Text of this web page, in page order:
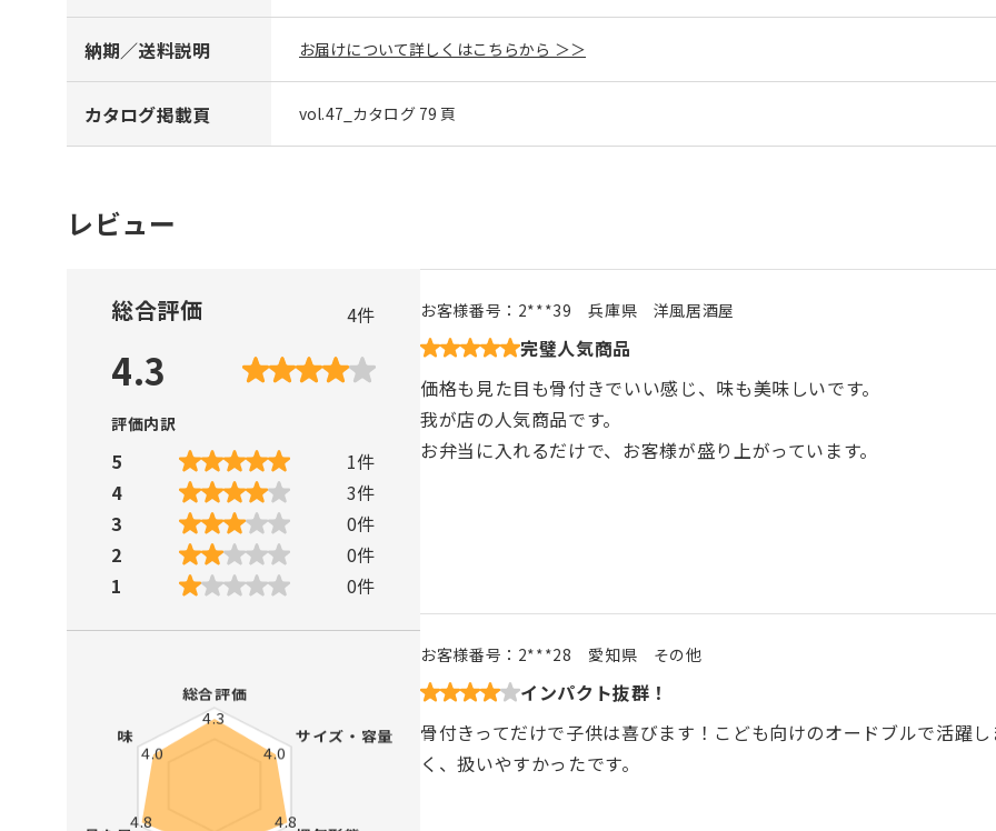
納期／送料説明 お届けについて詳しくはこちらから ＞＞
カタログ掲載頁 vol.47_カタログ 79 頁
レビュー
総合評価 4件
4.3
評価内訳
5 1件
4
3件
3
0件
2
0件
1
0件
お客様番号： 2***39 兵庫県 洋風居酒屋
完璧人気商品
価格も見た目も骨付きでいい感じ、味も美味しいです。
我が店の人気商品です。
お弁当に入れるだけで、お客様が盛り上がっています。
お客様番号： 2***28 愛知県 その他
インパクト抜群！
骨付きってだけで子供は喜びます！こども向けのオードブルで活躍
く、扱いやすかったです。